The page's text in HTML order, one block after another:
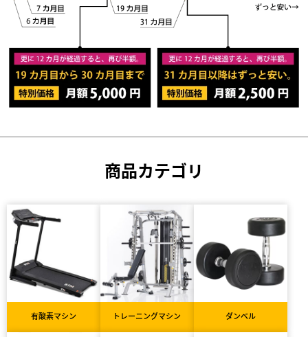
商品カテゴリ
有酸素マシン トレーニングマシン ダンベル